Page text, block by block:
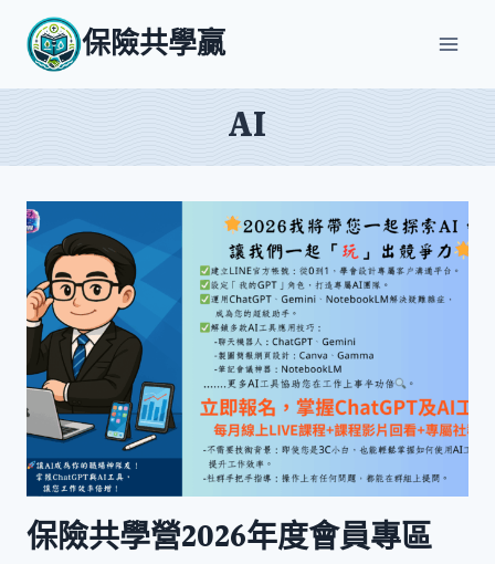
content
保險共學贏
AI
保險共學營2026年度會員專區